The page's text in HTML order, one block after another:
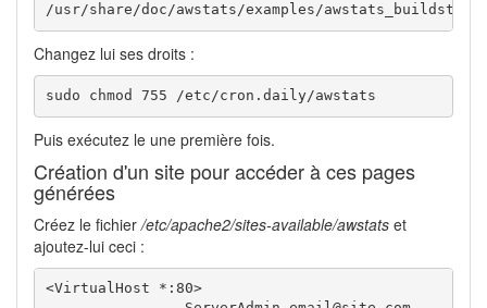
/usr/share/doc/awstats/examples/
Changez lui ses droits :
sudo chmod 755 /etc/cron.daily/awstats
Puis exécutez le une première fois.
Création d'un site pour accéder à ces pages
générées
Créez le fichier/etc/apache2/sites-available/awstats et
ajoutez-lui ceci :
<VirtualHost *:80>